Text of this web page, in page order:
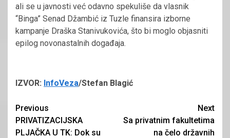
ali se u javnosti već odavno spekuliše da vlasnik
“Binga” Senad Džambić iz Tuzle finansira izborne
kampanje Draška Stanivukovića, što bi moglo objasniti
epilog novonastalnih događaja.
IZVOR: InfoVeza/Stefan Blagić
Continue
Reading
Previous
PRIVATIZACIJSKA
PLJAČKA U TK: Dok su
Next
Sa privatnim fakultetima
na čelo državnih